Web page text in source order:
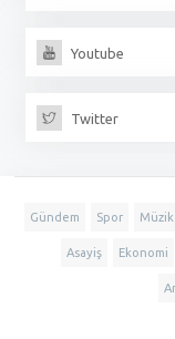
Youtube
Twitter
Gündem Spor
Asayiş Ekonomi